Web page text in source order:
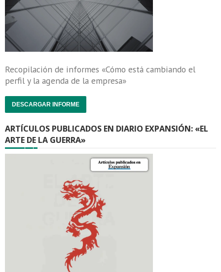
Recopilación de informes «Cómo está cambiando el
perfil y la agenda de la empresa»
DESCARGAR INFORME
ARTÍCULOS PUBLICADOS EN DIARIO EXPANSIÓN: «EL
ARTE DE LA GUERRA»